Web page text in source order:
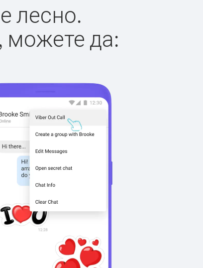
лесно.
можете да: